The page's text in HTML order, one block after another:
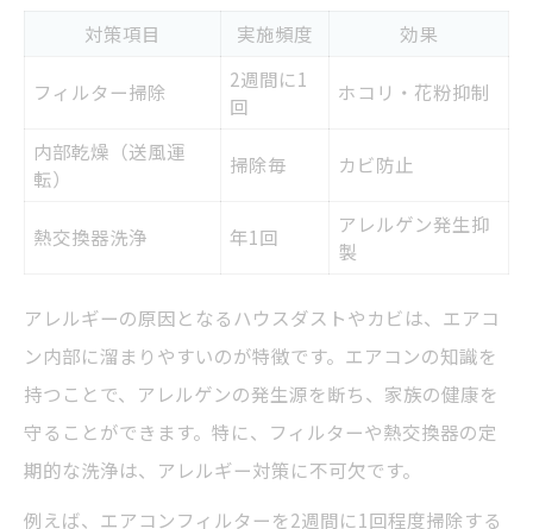
対策項目 実施頻度 効果
フィルター掃除
2週間に1
回
ホコリ・花粉抑制
内部乾燥（送風運
転）
掃除毎 カビ防止
熱交換器洗浄 年1回
アレルゲン発生抑
製
アレルギーの原因となるハウスダストやカビは、エアコ
ン内部に溜まりやすいのが特徴です。エアコンの知識を
持つことで、アレルゲンの発生源を断ち、家族の健康を
守ることができます。特に、フィルターや熱交換器の定
期的な洗浄は、アレルギー対策に不可欠です。
例えば、エアコンフィルターを2週間に1回程度掃除する